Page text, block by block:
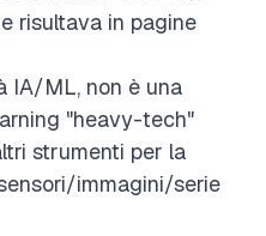
risultava in pagine
IA/ML, non è una
"heavy-tech"
strumenti per la
immagini/serie